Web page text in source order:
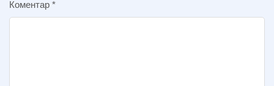
Коментар *